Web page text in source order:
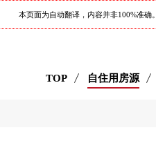
本页面为自动翻译，内容并非100%准确。
TOP 自住用房源